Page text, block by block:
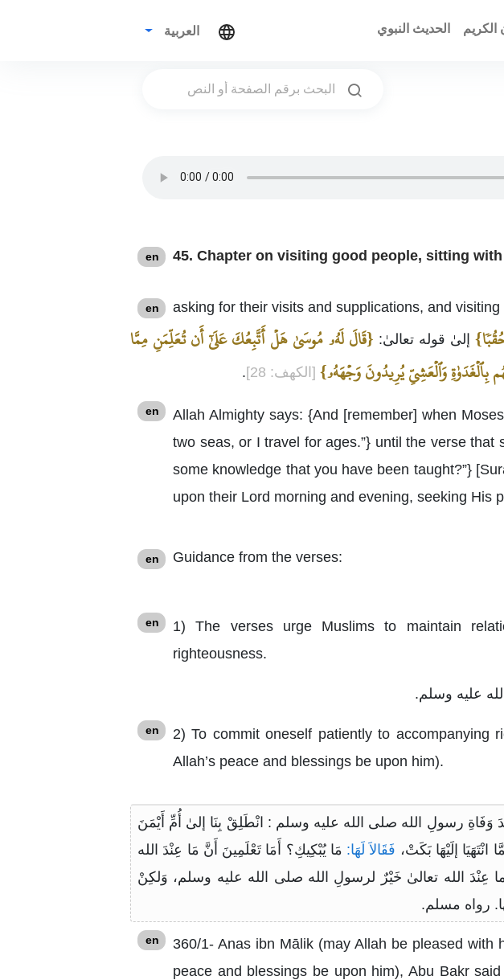
الكريم الحديث النبوي العربية
en
45. Chapter on visiting good people, sitting
en asking for their visits and supplications, and
إلىٰ قوله تعالىٰ: {قَالَ لَهُۥ مُوسَىٰ هَلۡ أَتَّبِعُكَ عَلَىٰٓ أَن تُعَلِّمَنِ مِمَّا
وَٱلۡعَشِيِّ يُرِيدُونَ وَجۡهَهُۥ} [الكهف: 28] .
en
Allah Almighty says: {And [remember] when
two seas, or I travel for ages.”} until the verse
some knowledge that you have been taught?”}
upon their Lord morning and evening, seeking His
en
Guidance from the verses:
en
1) The verses urge Muslims to maintain
righteousness.
en
2) To commit oneself patiently to accompanying
Allah’s peace and blessings be upon him).
وَفَاةِ رسولِ الله صلى الله عليه وسلم : انْطَلِقْ بِنَا إلىٰ أُمِّ أَيْمَنَ
إلَيْهَا بَكَتْ، فَقَالاَ لَهَا: مَا يُبْكِيكِ؟ أَمَا تَعْلَمِينَ أَنَّ مَا عِنْدَ الله
عِنْدَ الله تعالىٰ خَيْرٌ لرسولِ الله صلى الله عليه وسلم، وَلكِنْ
رواه مسلم.
en
360/1- Anas ibn Mālik (may Allah be pleased with
peace and blessings be upon him), Abu Bakr